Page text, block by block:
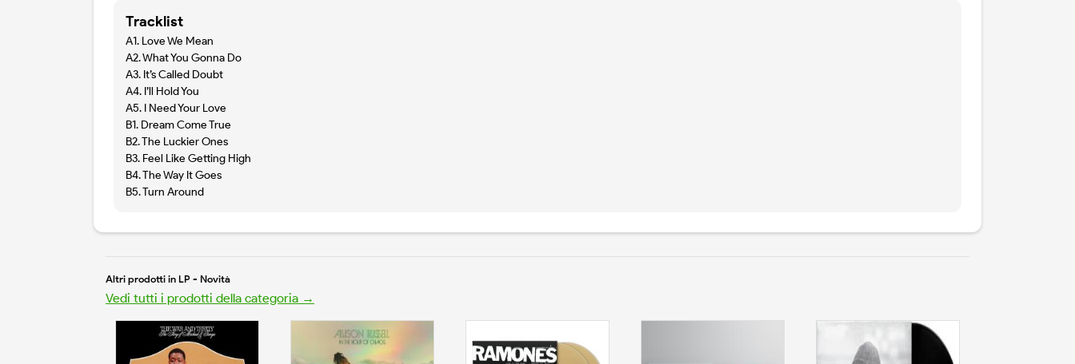
Tracklist
A1. Love We Mean
A2. What You Gonna Do
A3. It’s Called Doubt
A4. I’ll Hold You
A5. I Need Your Love
B1. Dream Come True
B2. The Luckier Ones
B3. Feel Like Getting High
B4. The Way It Goes
B5. Turn Around
Altri prodotti in LP - Novità
Vedi tutti i prodotti della categoria →